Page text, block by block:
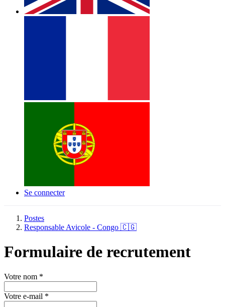
Se connecter
Postes
Responsable Avicole - Congo 🇨🇬
Formulaire de recrutement
Votre nom *
Votre e-mail *